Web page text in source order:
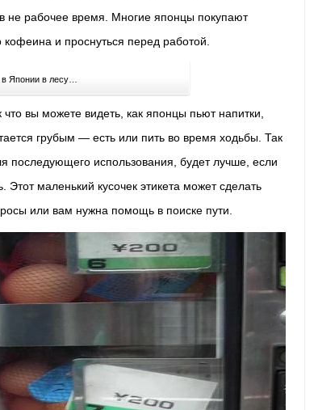
не рабочее время. Многие японцы покупают
и проснуться перед работой.
Японии в лесу…
вы можете видеть, как японцы пьют напитки,
грубым — есть или пить во время ходьбы. Так
последующего использования, будет лучше, если
Этот маленький кусочек этикета может сделать
или вам нужна помощь в поиске пути.